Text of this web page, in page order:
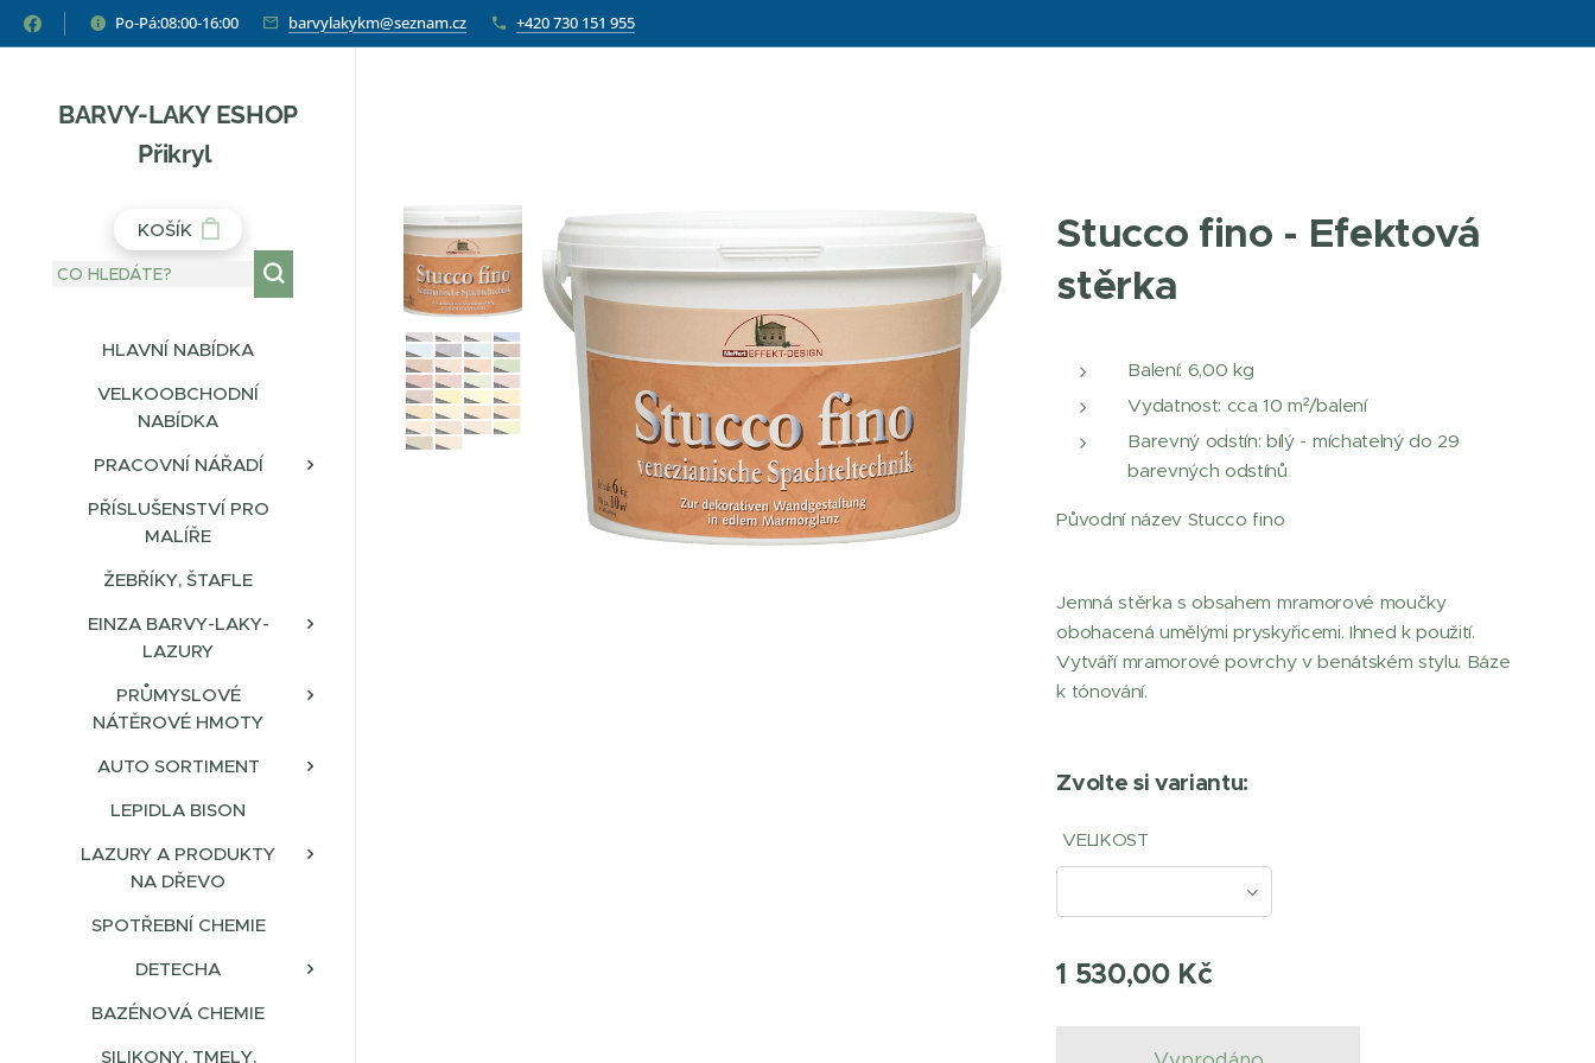
Po-Pá:08:00-16:00 barvylakykm@seznam.cz +420 730 151 955
BARVY-LAKY ESHOP
Přikryl
KOŠÍK
HLAVNÍ NABÍDKA
VELKOOBCHODNÍ
NABÍDKA
PRACOVNÍ NÁŘADÍ
PŘÍSLUŠENSTVÍ PRO
MALÍŘE
ŽEBŘÍKY, ŠTAFLE
EINZA BARVY-LAKY-
LAZURY
PRŮMYSLOVÉ
NÁTĚROVÉ HMOTY
AUTO SORTIMENT
LEPIDLA BISON
LAZURY A PRODUKTY
NA DŘEVO
SPOTŘEBNÍ CHEMIE
DETECHA
BAZÉNOVÁ CHEMIE
SILIKONY, TMELY,
Stucco fino - Efektová
stěrka
Balení: 6,00 kg
Vydatnost: cca 10 m²/balení
Barevný odstín: bílý - míchatelný do 29
barevných odstínů
Původní název Stucco fino
Jemná stěrka s obsahem mramorové moučky
obohacená umělými pryskyřicemi. Ihned k použití.
Vytváří mramorové povrchy v benátském stylu. Báze
k tónování.
Zvolte si variantu:
VELIKOST
1 530,00Kč